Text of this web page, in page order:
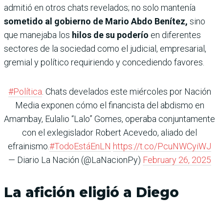
admitió en otros chats revelados; no solo mantenía
sometido al gobierno de Mario Abdo Benítez, sino
que manejaba los hilos de su poderío en diferentes
sectores de la sociedad como el judicial, empresarial,
gremial y político requiriendo y concediendo favores.
#Política . Chats develados este miércoles por Nación
Media exponen cómo el financista del abdismo en
Amambay, Eulalio “Lalo” Gomes, operaba conjuntamente
con el exlegislador Robert Acevedo, aliado del
efrainismo.#TodoEstáEnLN https://t.co/PcuNWCyiWJ
— Diario La Nación (@LaNacionPy) February 26, 2025
La afición eligió a Diego